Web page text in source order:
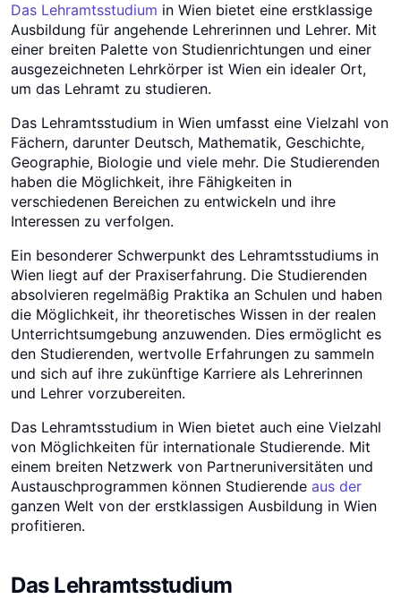
Das Lehramtsstudium in Wien bietet eine erstklassige
Ausbildung für angehende Lehrerinnen und Lehrer. Mit
einer breiten Palette von Studienrichtungen und einer
ausgezeichneten Lehrkörper ist Wien ein idealer Ort,
um das Lehramt zu studieren.
Das Lehramtsstudium in Wien umfasst eine Vielzahl von
Fächern, darunter Deutsch, Mathematik, Geschichte,
Geographie, Biologie und viele mehr. Die Studierenden
haben die Möglichkeit, ihre Fähigkeiten in
verschiedenen Bereichen zu entwickeln und ihre
Interessen zu verfolgen.
Ein besonderer Schwerpunkt des Lehramtsstudiums in
Wien liegt auf der Praxiserfahrung. Die Studierenden
absolvieren regelmäßig Praktika an Schulen und haben
die Möglichkeit, ihr theoretisches Wissen in der realen
Unterrichtsumgebung anzuwenden. Dies ermöglicht es
den Studierenden, wertvolle Erfahrungen zu sammeln
und sich auf ihre zukünftige Karriere als Lehrerinnen
und Lehrer vorzubereiten.
Das Lehramtsstudium in Wien bietet auch eine Vielzahl
von Möglichkeiten für internationale Studierende. Mit
einem breiten Netzwerk von Partneruniversitäten und
Austauschprogrammen können Studierende aus der
ganzen Welt von der erstklassigen Ausbildung in Wien
profitieren.
Das Lehramtsstudium